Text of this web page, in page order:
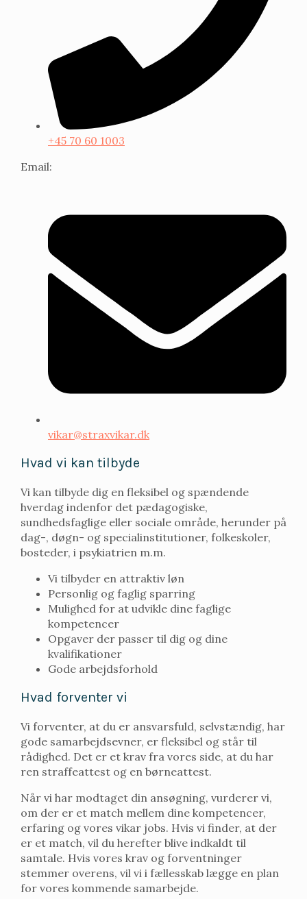
+45 70 60 1003
Email:
vikar@straxvikar.dk
Hvad vi kan tilbyde
Vi kan tilbyde dig en fleksibel og spændende
hverdag indenfor det pædagogiske,
sundhedsfaglige eller sociale område, herunder på
dag-, døgn- og specialinstitutioner, folkeskoler,
bosteder, i psykiatrien m.m.
Vi tilbyder en attraktiv løn
Personlig og faglig sparring
Mulighed for at udvikle dine faglige
kompetencer
Opgaver der passer til dig og dine
kvalifikationer
Gode arbejdsforhold
Hvad forventer vi
Vi forventer, at du er ansvarsfuld, selvstændig, har
gode samarbejdsevner, er fleksibel og står til
rådighed. Det er et krav fra vores side, at du har
ren straffeattest og en børneattest.
Når vi har modtaget din ansøgning, vurderer vi,
om der er et match mellem dine kompetencer,
erfaring og vores vikar jobs. Hvis vi finder, at der
er et match, vil du herefter blive indkaldt til
samtale. Hvis vores krav og forventninger
stemmer overens, vil vi i fællesskab lægge en plan
for vores kommende samarbejde.